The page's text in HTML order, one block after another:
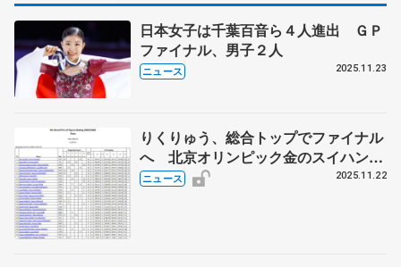
日本女子は千葉百音ら４人進出 ＧＰ
ファイナル、男子２人
ニュース 2025.11.23
りくりゅう、総合トップでファイナル
へ 北京オリンピック金のスイハン進
出逃す GPシリーズ6戦終了でペア上
ニュース 2025.11.22